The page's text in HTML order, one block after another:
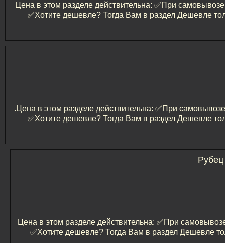
Цена в этом разделе действительна: ✅️При
✅️Хотите дешевле? Тогда Вам в раздел Дешевле
.Цена в этом разделе действительна: ✅️При
✅️Хотите дешевле? Тогда Вам в раздел Дешевле
Цена в этом разделе действительна: ✅️При
✅️Хотите дешевле? Тогда Вам в раздел Дешевле